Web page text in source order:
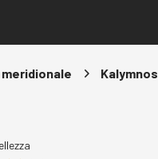
meridionale Kalymnos